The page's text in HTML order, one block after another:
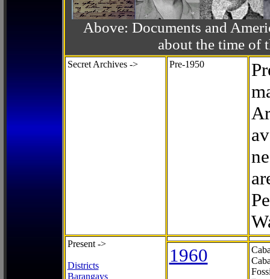
Above: Documents and
about the time of
Secret Archives -> Pre-1950
Present ->
Districts
Barangays
1960